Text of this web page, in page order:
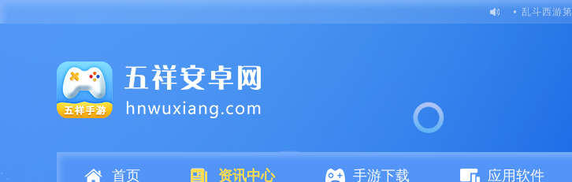
乱斗西游
首页 资讯中心 手游下载 应用软件